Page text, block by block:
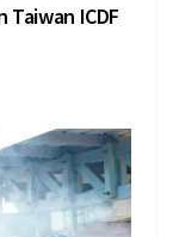
Taiwan ICDF